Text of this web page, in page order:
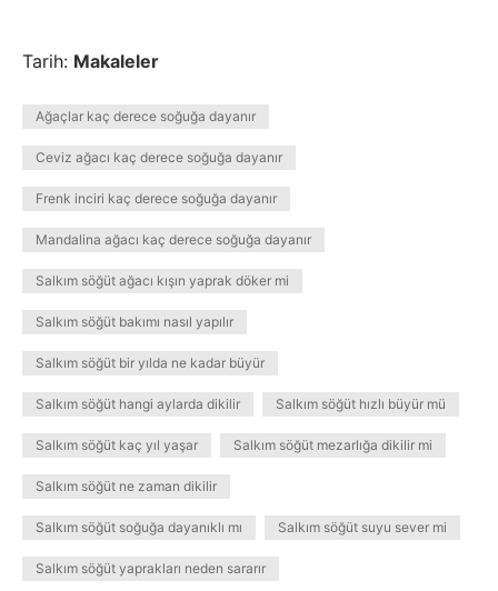
Tarih: Makaleler
Ağaçlar kaç derece soğuğa dayanır
Ceviz ağacı kaç derece soğuğa dayanır
Frenk inciri kaç derece soğuğa dayanır
Mandalina ağacı kaç derece soğuğa dayanır
Salkım söğüt ağacı kışın yaprak döker mi
Salkım söğüt bakımı nasıl yapılır
Salkım söğüt bir yılda ne kadar büyür
Salkım söğüt hangi aylarda dikilir Salkım söğüt hızlı büyür mü
Salkım söğüt kaç yıl yaşar Salkım söğüt mezarlığa dikilir mi
Salkım söğüt ne zaman dikilir
Salkım söğüt soğuğa dayanıklı mı Salkım söğüt suyu sever mi
Salkım söğüt yaprakları neden sararır